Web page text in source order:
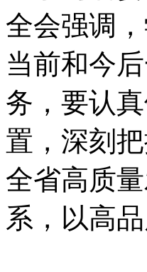
全会强调
当前和今
务，要认
置，深刻
全省高质
系，以高